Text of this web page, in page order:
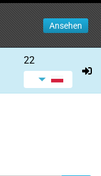
Ansehen
22